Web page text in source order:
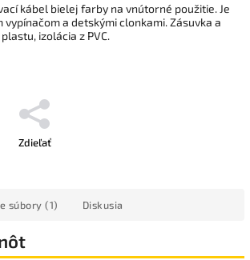
kábel bielej farby na vnútorné použitie. Je
vypínačom a detskými clonkami. Zásuvka a
izolácia z PVC.
Zdieľať
súbory (1) Diskusia